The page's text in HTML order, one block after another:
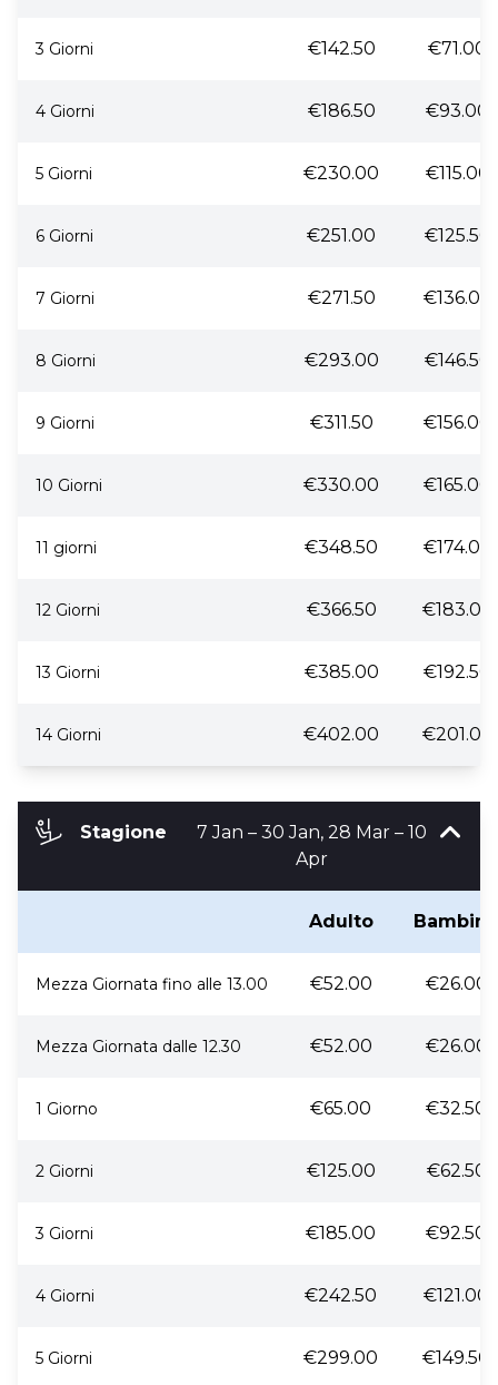
3 Giorni €142.50 €71.00
4 Giorni €186.50 €93.00
5 Giorni €230.00 €115.00
6 Giorni €251.00 €125.50
7 Giorni €271.50 €136.00
8 Giorni €293.00 €146.50
9 Giorni €311.50 €156.00
10 Giorni €330.00 €165.00
11 giorni €348.50 €174.00
12 Giorni €366.50 €183.00
13 Giorni €385.00 €192.50
14 Giorni €402.00 €201.00
Stagione
7 Jan – 30 Jan, 28 Mar – 10
Apr
Adulto Bambino
Mezza Giornata fino alle 13.00 €52.00 €26.00
Mezza Giornata dalle 12.30 €52.00 €26.00
1 Giorno €65.00 €32.50
2 Giorni €125.00 €62.50
3 Giorni €185.00 €92.50
4 Giorni €242.50 €121.00
5 Giorni €299.00 €149.50